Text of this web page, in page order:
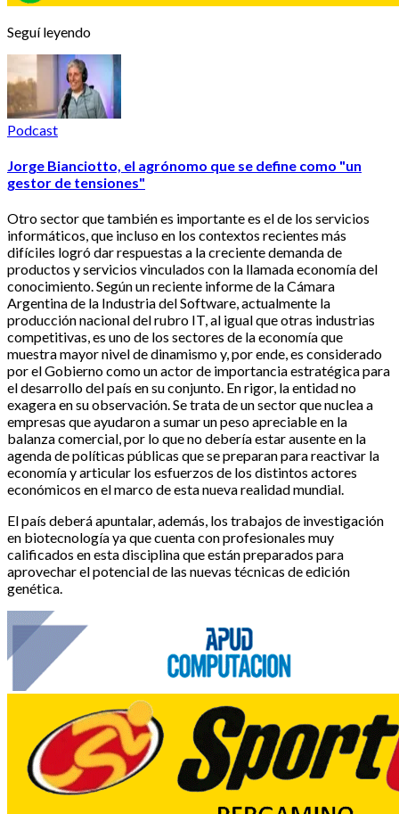
Seguí leyendo
Podcast
Jorge Bianciotto, el agrónomo que se define como "un
gestor de tensiones"
Otro sector que también es importante es el de los servicios
informáticos, que incluso en los contextos recientes más
difíciles logró dar respuestas a la creciente demanda de
productos y servicios vinculados con la llamada economía del
conocimiento. Según un reciente informe de la Cámara
Argentina de la Industria del Software, actualmente la
producción nacional del rubro IT, al igual que otras industrias
competitivas, es uno de los sectores de la economía que
muestra mayor nivel de dinamismo y, por ende, es considerado
por el Gobierno como un actor de importancia estratégica para
el desarrollo del país en su conjunto. En rigor, la entidad no
exagera en su observación. Se trata de un sector que nuclea a
empresas que ayudaron a sumar un peso apreciable en la
balanza comercial, por lo que no debería estar ausente en la
agenda de políticas públicas que se preparan para reactivar la
economía y articular los esfuerzos de los distintos actores
económicos en el marco de esta nueva realidad mundial.
El país deberá apuntalar, además, los trabajos de investigación
en biotecnología ya que cuenta con profesionales muy
calificados en esta disciplina que están preparados para
aprovechar el potencial de las nuevas técnicas de edición
genética.